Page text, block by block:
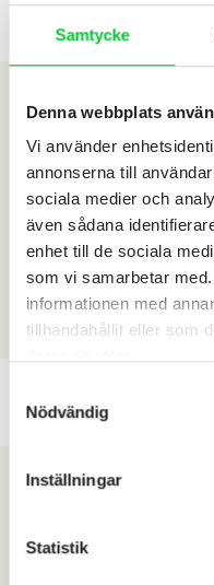
Samtycke
Denna webbplats
Vi använder
annonserna till
sociala medier och
även sådana
enhet till de sociala
som vi samarbetar
informationen med
tillhandahållit eller som
Nödvändig
Inställningar
Statistik